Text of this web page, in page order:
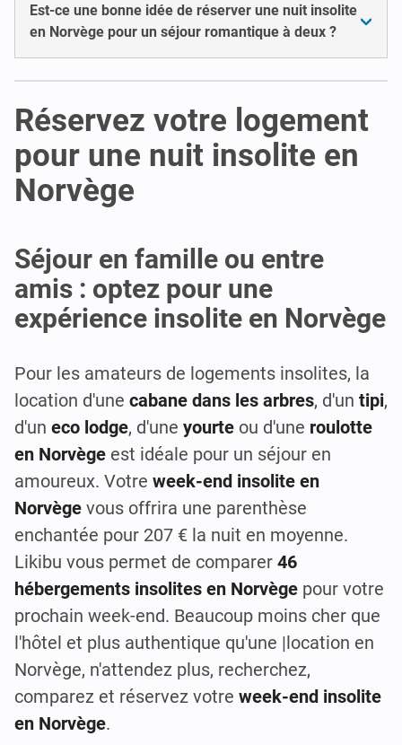
Est-ce une bonne idée de réserver une nuit insolite
en Norvège pour un séjour romantique à deux ?
Réservez votre logement
pour une nuit insolite en
Norvège
Séjour en famille ou entre
amis : optez pour une
expérience insolite en Norvège
Pour les amateurs de logements insolites, la
location d'une cabane dans les arbres, d'un tipi,
d'un eco lodge, d'une yourte ou d'une roulotte
en Norvège est idéale pour un séjour en
amoureux. Votre week-end insolite en
Norvège vous offrira une parenthèse
enchantée pour 207 € la nuit en moyenne.
Likibu vous permet de comparer 46
hébergements insolites en Norvège pour votre
prochain week-end. Beaucoup moins cher que
l'hôtel et plus authentique qu'une |location en
Norvège, n'attendez plus, recherchez,
comparez et réservez votre week-end insolite
en Norvège.